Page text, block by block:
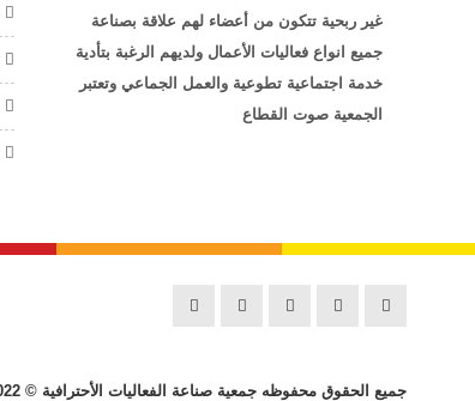
غير ربحية تتكون من أعضاء لهم علاقة بصناعة
جميع انواع فعاليات الأعمال ولديهم الرغبة بتأدية
خدمة اجتماعية تطوعية والعمل الجماعي وتعتبر
الجمعية صوت القطاع
جميع الحقوق محفوظه جمعية صناعة الفعاليات الأحترافية © 2022